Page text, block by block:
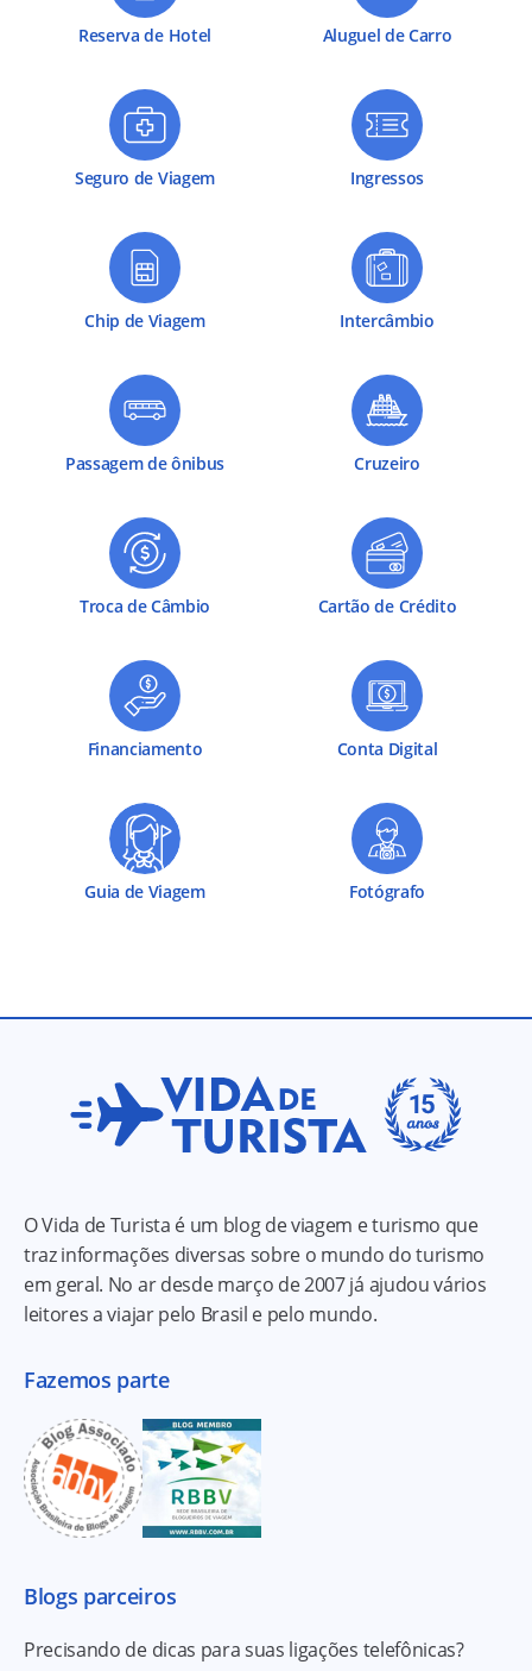
Reserva de Hotel Aluguel de Carro
Seguro de Viagem Ingressos
Chip de Viagem Intercâmbio
Passagem de ônibus Cruzeiro
Troca de Câmbio Cartão de Crédito
Financiamento Conta Digital
Guia de Viagem Fotógrafo
O Vida de Turista é um blog de viagem e turismo que
traz informações diversas sobre o mundo do turismo
em geral. No ar desde março de 2007 já ajudou vários
leitores a viajar pelo Brasil e pelo mundo.
Fazemos parte
Blogs parceiros
Precisando de dicas para suas ligações telefônicas?